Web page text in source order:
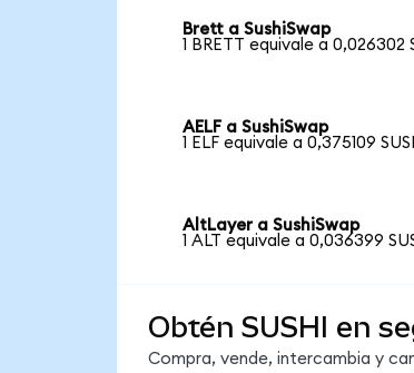
Brett a SushiSwap
1 BRETT equivale a 0,026302
AELF a SushiSwap
1 ELF equivale a 0,375109
AltLayer a SushiSwap
1 ALT equivale a 0,036399
Obtén SUSHI en
Compra, vende, intercambia y